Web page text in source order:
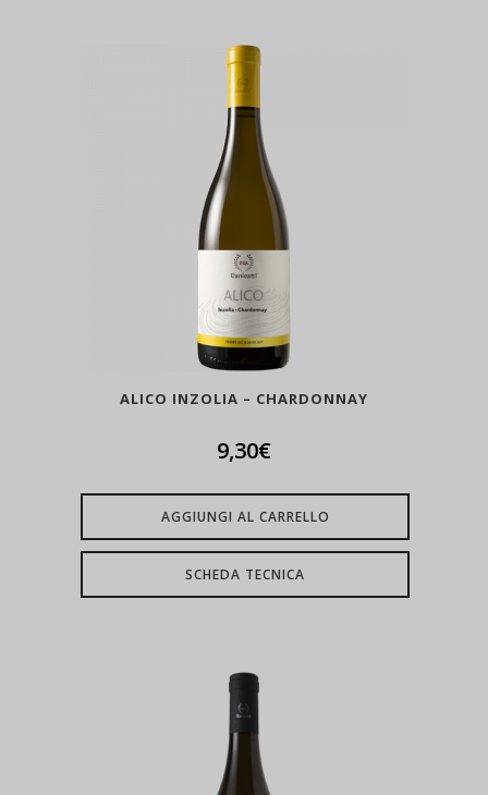
ALICO INZOLIA – CHARDONNAY
9,30€
AGGIUNGI AL CARRELLO
SCHEDA TECNICA